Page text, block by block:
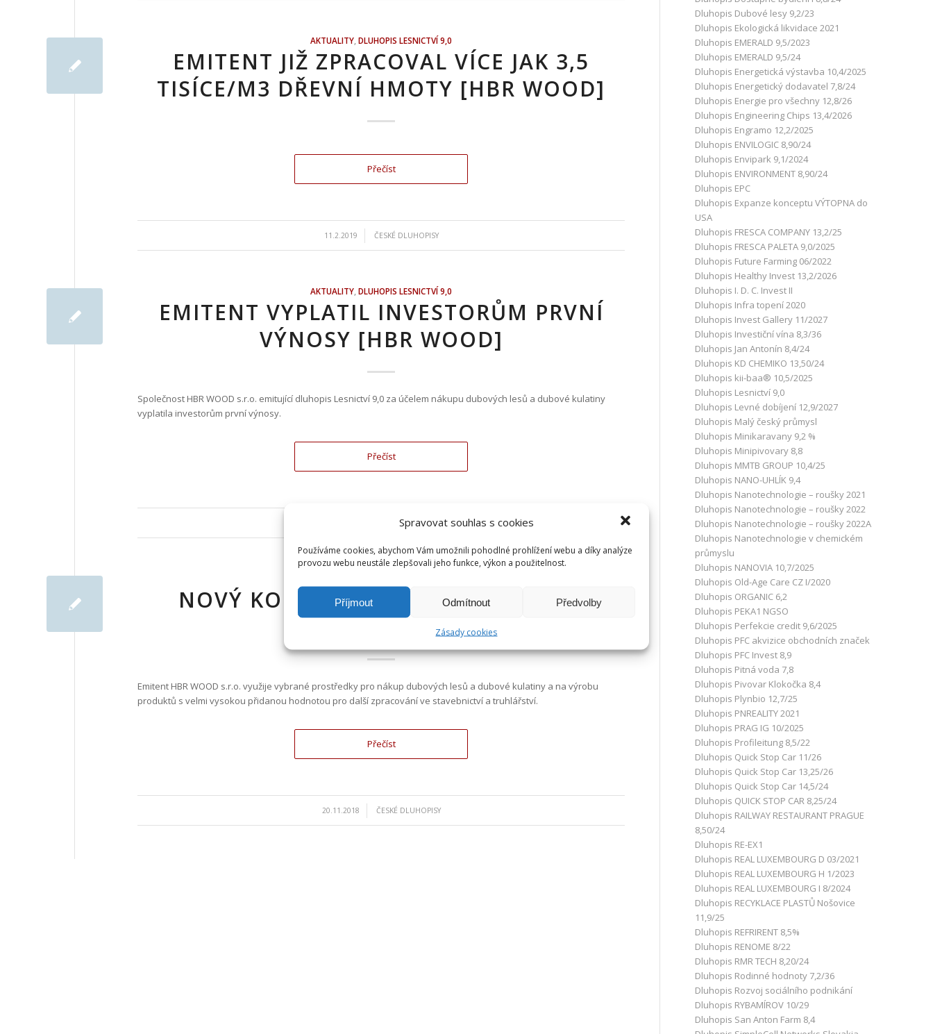
Spravovat souhlas s cookies
Používáme cookies, abychom Vám umožnili pohodlné prohlížení webu a díky analýze
provozu webu neustále zlepšovali jeho funkce, výkon a použitelnost.
Příjmout Odmítnout Předvolby
Zásady cookies
AKTUALITY ,DLUHOPIS LESNICTVÍ 9,0
EMITENT JIŽ ZPRACOVAL VÍCE JAK 3,5
TISÍCE/M3 DŘEVNÍ HMOTY [HBR WOOD]
Přečíst
11.2.2019 ČESKÉ DLUHOPISY
AKTUALITY ,DLUHOPIS LESNICTVÍ 9,0
EMITENT VYPLATIL INVESTORŮM PRVNÍ
VÝNOSY [HBR WOOD]
Společnost HBR WOOD s.r.o. emitující dluhopis Lesnictví 9,0 za účelem nákupu dubových lesů a dubové kulatiny
vyplatila investorům první výnosy.
Přečíst
ČESKÉ DLUHOPISY
NOVÝ KORPORÁTNÍ DLUHOPIS [HBR
WOOD]
Emitent HBR WOOD s.r.o. využije vybrané prostředky pro nákup dubových lesů a dubové kulatiny a na výrobu
produktů s velmi vysokou přidanou hodnotou pro další zpracování ve stavebnictví a truhlářství.
Přečíst
20.11.2018
/ ČESKÉ DLUHOPISY
Dluhopis Dubové lesy 9,2/23
Dluhopis Ekologická likvidace 2021
Dluhopis EMERALD 9,5/2023
Dluhopis EMERALD 9,5/24
Dluhopis Energetická výstavba 10,4/2025
Dluhopis Energetický dodavatel 7,8/24
Dluhopis Energie pro všechny 12,8/26
Dluhopis Engineering Chips 13,4/2026
Dluhopis Engramo 12,2/2025
Dluhopis ENVILOGIC 8,90/24
Dluhopis Envipark 9,1/2024
Dluhopis ENVIRONMENT 8,90/24
Dluhopis EPC
Dluhopis Expanze konceptu VÝTOPNA do
USA
Dluhopis FRESCA COMPANY 13,2/25
Dluhopis FRESCA PALETA 9,0/2025
Dluhopis Future Farming 06/2022
Dluhopis Healthy Invest 13,2/2026
Dluhopis I. D. C. Invest II
Dluhopis Infra topení 2020
Dluhopis Invest Gallery 11/2027
Dluhopis Investiční vína 8,3/36
Dluhopis Jan Antonín 8,4/24
Dluhopis KD CHEMIKO 13,50/24
Dluhopis kii-baa® 10,5/2025
Dluhopis Lesnictví 9,0
Dluhopis Levné dobíjení 12,9/2027
Dluhopis Malý český průmysl
Dluhopis Minikaravany 9,2 %
Dluhopis Minipivovary 8,8
Dluhopis MMTB GROUP 10,4/25
Dluhopis NANO-UHLÍK 9,4
Dluhopis Nanotechnologie – roušky 2021
Dluhopis Nanotechnologie – roušky 2022
Dluhopis Nanotechnologie – roušky 2022A
Dluhopis Nanotechnologie v chemickém
průmyslu
Dluhopis NANOVIA 10,7/2025
Dluhopis Old-Age Care CZ I/2020
Dluhopis ORGANIC 6,2
Dluhopis PEKA1 NGSO
Dluhopis Perfekcie credit 9,6/2025
Dluhopis PFC akvizice obchodních značek
Dluhopis PFC Invest 8,9
Dluhopis Pitná voda 7,8
Dluhopis Pivovar Klokočka 8,4
Dluhopis Plynbio 12,7/25
Dluhopis PNREALITY 2021
Dluhopis PRAG IG 10/2025
Dluhopis Profileitung 8,5/22
Dluhopis Quick Stop Car 11/26
Dluhopis Quick Stop Car 13,25/26
Dluhopis Quick Stop Car 14,5/24
Dluhopis QUICK STOP CAR 8,25/24
Dluhopis RAILWAY RESTAURANT PRAGUE
8,50/24
Dluhopis RE-EX1
Dluhopis REAL LUXEMBOURG D 03/2021
Dluhopis REAL LUXEMBOURG H 1/2023
Dluhopis REAL LUXEMBOURG I 8/2024
Dluhopis RECYKLACE PLASTŮ Nošovice
11,9/25
Dluhopis REFRIRENT 8,5%
Dluhopis RENOME 8/22
Dluhopis RMR TECH 8,20/24
Dluhopis Rodinné hodnoty 7,2/36
Dluhopis Rozvoj sociálního podnikání
Dluhopis RYBAMÍROV 10/29
Dluhopis San Anton Farm 8,4